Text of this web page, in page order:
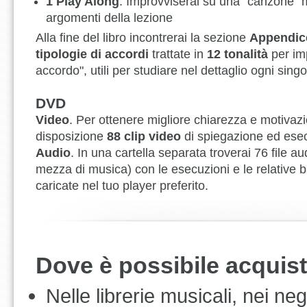
argomenti della lezione
Alla fine del libro incontrerai la sezione
tipologie di accordi trattate in 12 tonalità per
accordo", utili per studiare nel dettaglio ogni
DVD
Video. Per ottenere migliore chiarezza e
disposizione 88 clip video di spiegazione ed
Audio. In una cartella separata troverai 76 file
mezza di musica) con le esecuzioni e le relative
caricate nel tuo player preferito.
Dove è possibile
Nelle librerie musicali, nei